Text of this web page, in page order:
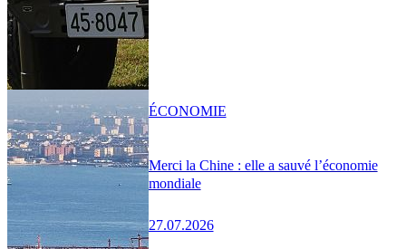
Merci la Chine : elle a sauvé l’économie
mondiale
27.07.2026
ÉCONOMIE